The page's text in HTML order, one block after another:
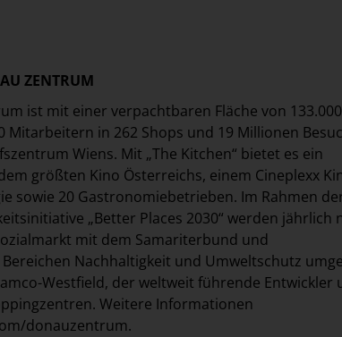
ZENTRUM
ist mit einer verpachtbaren Fläche von 133.000
Mitarbeitern in 262 Shops und 19 Millionen
Wiens. Mit „The Kitchen“ bietet es ein
größten Kino Österreichs, einem Cineplexx
sowie 20 Gastronomiebetrieben. Im Rahmen
„Better Places 2030“ werden jährlich
mit dem Samariterbund und
Nachhaltigkeit und Umweltschutz
Westfield, der weltweit führende Entwickler
Weitere Informationen
donauzentrum.